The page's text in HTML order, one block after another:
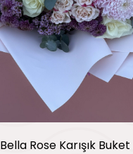
Bella Rose Karışık Buket